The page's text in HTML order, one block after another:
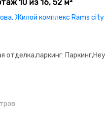
10 из 16, 52 м²
Жилой комплекс Rams city
отделка,паркинг: